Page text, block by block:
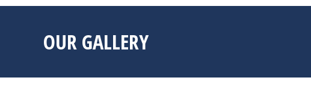
OUR GALLERY